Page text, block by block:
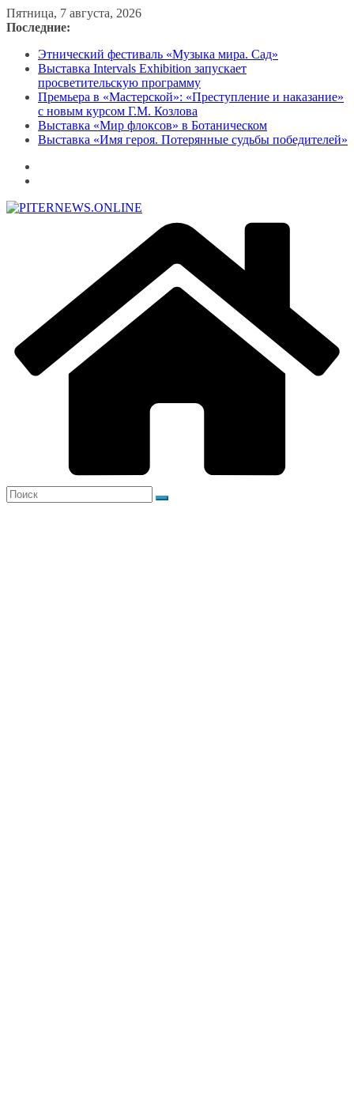
Перейти
к
Пятница, 7 августа, 2026
Последние:
Этнический фестиваль «Музыка мира. Сад»
Выставка Intervals Exhibition запускает
просветительскую программу
Премьера в «Мастерской»: «Преступление и наказание»
с новым курсом Г.М. Козлова
Выставка «Мир флоксов» в Ботаническом
Выставка «Имя героя. Потерянные судьбы победителей»